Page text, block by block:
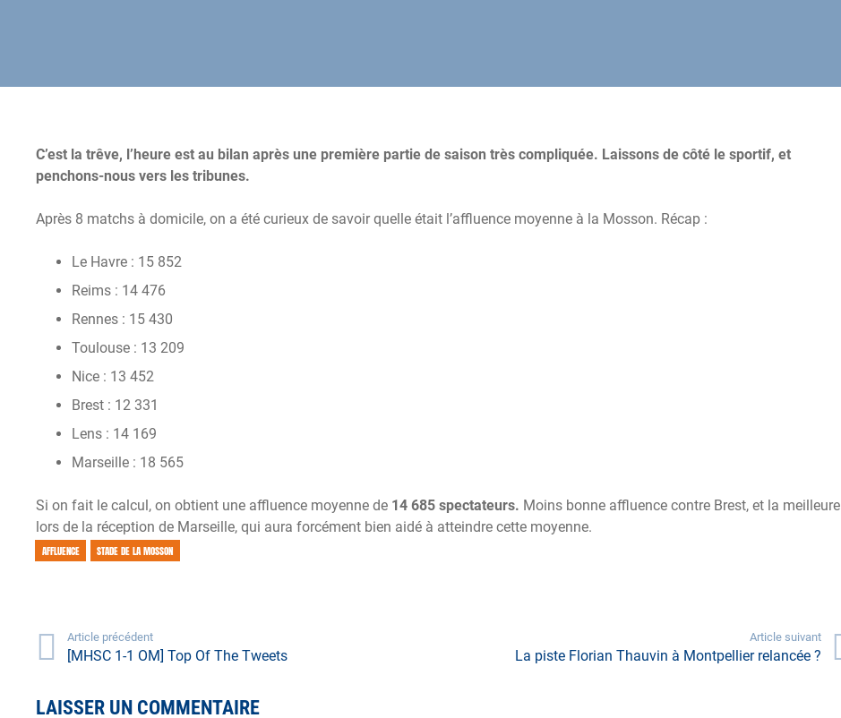
C’est la trêve, l’heure est au bilan après une première partie de saison très compliquée. Laissons de côté le sportif, et
penchons-nous vers les tribunes.
Après 8 matchs à domicile, on a été curieux de savoir quelle était l’affluence moyenne à la Mosson. Récap :
Le Havre : 15 852
Reims : 14 476
Rennes : 15 430
Toulouse : 13 209
Nice : 13 452
Brest : 12 331
Lens : 14 169
Marseille : 18 565
Si on fait le calcul, on obtient une affluence moyenne de 14 685 spectateurs. Moins bonne affluence contre Brest, et la meilleure
lors de la réception de Marseille, qui aura forcément bien aidé à atteindre cette moyenne.
AFFLUENCE STADE DE LA MOSSON
Article précédent
[MHSC 1-1 OM] Top Of The Tweets
Article suivant
La piste Florian Thauvin à Montpellier relancée ?
LAISSER UN COMMENTAIRE